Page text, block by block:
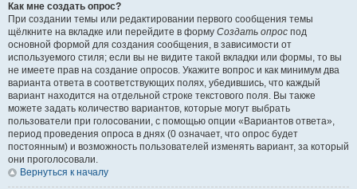
Как мне создать опрос?
При создании темы или редактировании первого сообщения темы
щёлкните на вкладке или перейдите в форму Создать опрос под
основной формой для создания сообщения, в зависимости от
используемого стиля; если вы не видите такой вкладки или формы, то вы
не имеете прав на создание опросов. Укажите вопрос и как минимум два
варианта ответа в соответствующих полях, убедившись, что каждый
вариант находится на отдельной строке текстового поля. Вы также
можете задать количество вариантов, которые могут выбрать
пользователи при голосовании, с помощью опции «Вариантов ответа»,
период проведения опроса в днях (0 означает, что опрос будет
постоянным) и возможность пользователей изменять вариант, за который
они проголосовали.
Вернуться к началу